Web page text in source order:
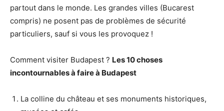
partout dans le monde. Les grandes villes (Bucarest
compris) ne posent pas de problèmes de sécurité
particuliers, sauf si vous les provoquez !
Comment visiter Budapest ? Les 10 choses
incontournables à faire à Budapest
La colline du château et ses monuments historiques,